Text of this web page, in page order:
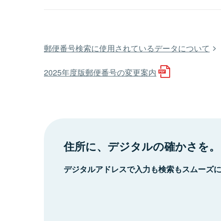
郵便番号検索に使用されているデータについて
2025年度版郵便番号の変更案内
住所に、デジタルの確かさを。
デジタルアドレスで入力も検索もスムーズ